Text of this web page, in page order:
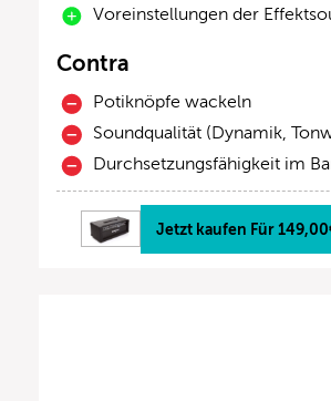
Voreinstellungen der
Contra
Potiknöpfe wackeln
Soundqualität (Dynamik,
Durchsetzungsfähigkeit im
Jetzt kaufen Für